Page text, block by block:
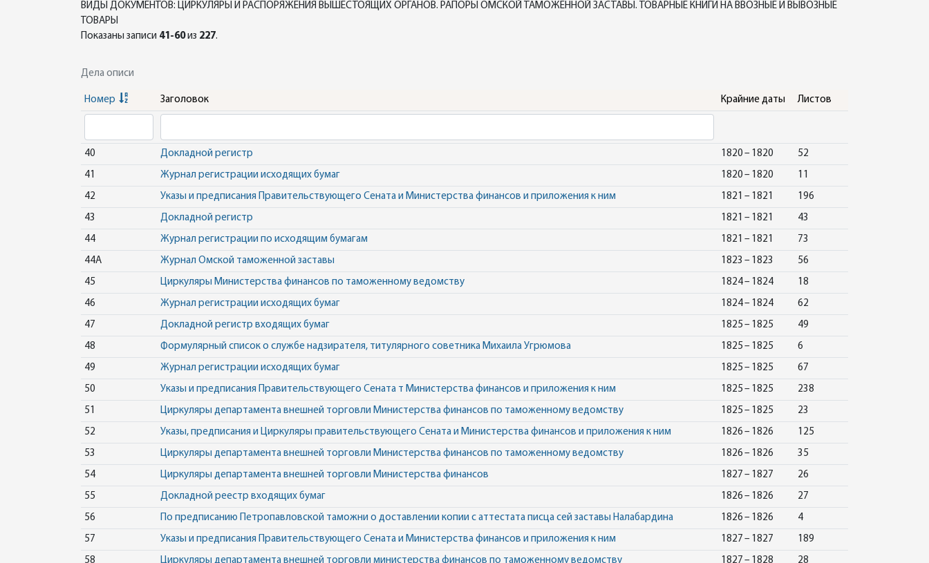
ВИДЫ ДОКУМЕНТОВ: ЦИРКУЛЯРЫ И РАСПОРЯЖЕНИЯ ВЫШЕСТОЯЩИХ ОРГАНОВ. РАПОРЫ ОМСКОЙ ТАМОЖЕННОЙ ЗАСТАВЫ. ТОВАРНЫЕ КНИГИ НА ВВОЗНЫЕ И ВЫВОЗНЫЕ
ТОВАРЫ
Показаны записи 41-60из 227.
Дела описи
Номер Заголовок Крайние даты Листов
40 Докладной регистр 1820 – 1820 52
41 Журнал регистрации исходящих бумаг 1820 – 1820 11
42 Указы и предписания Правительствующего Сената и Министерства финансов и приложения к ним 1821 – 1821 196
43 Докладной регистр 1821 – 1821 43
44 Журнал регистрации по исходящим бумагам 1821 – 1821 73
44А Журнал Омской таможенной заставы 1823 – 1823 56
45 Циркуляры Министерства финансов по таможенному ведомству 1824 – 1824 18
46 Журнал регистрации исходящих бумаг 1824 – 1824 62
47 Докладной регистр входящих бумаг 1825 – 1825 49
48 Формулярный список о службе надзирателя, титулярного советника Михаила Угрюмова 1825 – 1825 6
49 Журнал регистрации исходящих бумаг 1825 – 1825 67
50 Указы и предписания Правительствующего Сената т Министерства финансов и приложения к ним 1825 – 1825 238
51 Циркуляры департамента внешней торговли Министерства финансов по таможенному ведомству 1825 – 1825 23
52 Указы, предписания и Циркуляры правительствующего Сената и Министерства финансов и приложения к ним 1826 – 1826 125
53 Циркуляры департамента внешней торговли Министерства финансов по таможенному ведомству 1826 – 1826 35
54 Циркуляры департамента внешней торговли Министерства финансов 1827 – 1827 26
55 Докладной реестр входящих бумаг 1826 – 1826 27
56 По предписанию Петропавловской таможни о доставлении копии с аттестата писца сей заставы Налабардина 1826 – 1826 4
57 Указы и предписания Правительствующего Сената и Министерства финансов и приложения к ним 1827 – 1827 189
58 Циркуляры департамента внешней торговли министерства финансов по таможенному ведомству 1827 – 1828 28